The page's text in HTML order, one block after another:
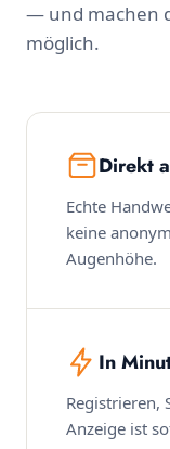
— und machen
möglich.
Direkt
Echte
keine
Augenhöhe.
In
Registrieren,
Anzeige ist